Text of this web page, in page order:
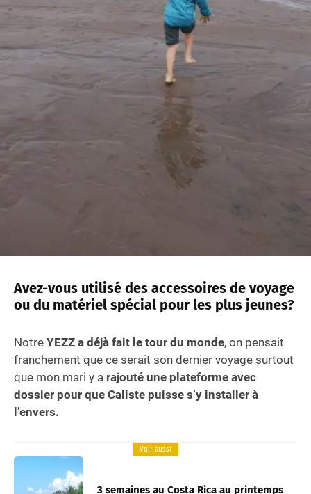
Avez-vous utilisé des accessoires de voyage
ou du matériel spécial pour les plus jeunes?
Notre YEZZ a déjà fait le tour du monde, on pensait
franchement que ce serait son dernier voyage surtout
que mon mari y a rajouté une plateforme avec
dossier pour que Caliste puisse s’y installer à
l’envers.
Voir aussi
3 semaines au Costa Rica au printemps